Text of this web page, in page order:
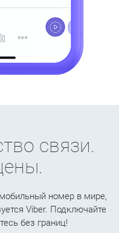
связи.
номер в мире,
Viber. Подключайте
без границ!